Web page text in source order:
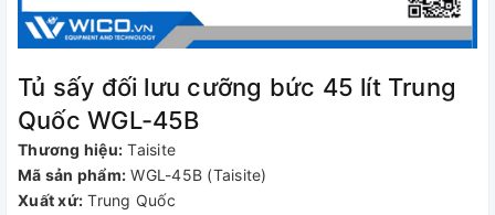
Tủ sấy đối lưu cưỡng bức 45 lít Trung
Quốc WGL-45B
Thương hiệu: Taisite
Mã sản phẩm: WGL-45B (Taisite)
Xuất xứ: Trung Quốc